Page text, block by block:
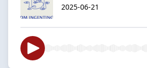
2025-06-21